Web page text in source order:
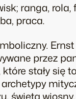
ranga, rola,
praca.
przez
stały się
święta